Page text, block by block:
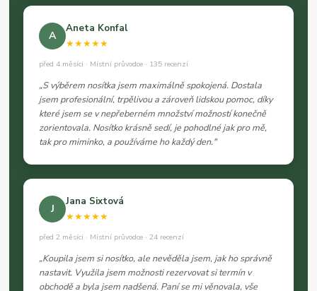
A
Aneta Konfal
★★★★★
před 4 měsíci · Místní průvodce · 135 recenzí
„S výběrem nosítka jsem maximálně spokojená. Dostala
jsem profesionální, trpělivou a zároveň lidskou pomoc, díky
které jsem se v nepřeberném množství možností konečně
zorientovala. Nosítko krásně sedí, je pohodlné jak pro mě,
tak pro miminko, a používáme ho každý den."
J
Jana Sixtová
★★★★★
před 2 měsíci · Místní průvodce · 24 recenzí
„Koupila jsem si nosítko, ale nevěděla jsem, jak ho správně
nastavit. Využila jsem možnosti rezervovat si termín v
obchodě a byla jsem nadšená. Paní se mi věnovala, vše